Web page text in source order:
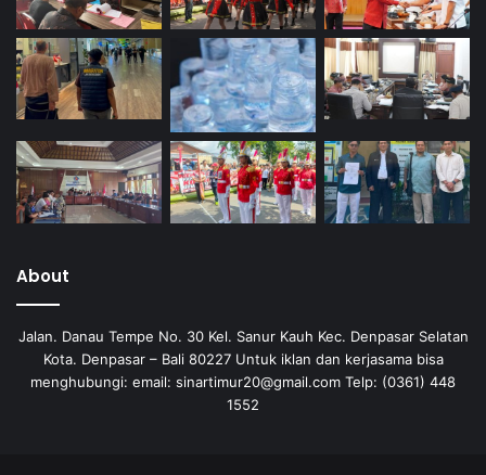
About
Jalan. Danau Tempe No. 30 Kel. Sanur Kauh Kec. Denpasar Selatan
Kota. Denpasar – Bali 80227 Untuk iklan dan kerjasama bisa
menghubungi: email: sinartimur20@gmail.com Telp: (0361) 448
1552